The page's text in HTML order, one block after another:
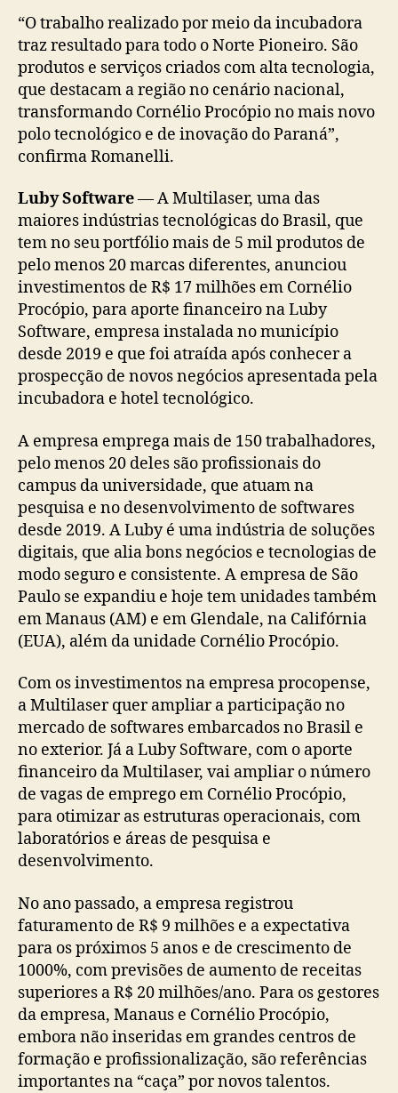
“O trabalho realizado por meio da incubadora
traz resultado para todo o Norte Pioneiro. São
produtos e serviços criados com alta tecnologia,
que destacam a região no cenário nacional,
transformando Cornélio Procópio no mais novo
polo tecnológico e de inovação do Paraná”,
confirma Romanelli.
Luby Software— A Multilaser, uma das
maiores indústrias tecnológicas do Brasil, que
tem no seu portfólio mais de 5 mil produtos de
pelo menos 20 marcas diferentes, anunciou
investimentos de R$ 17 milhões em Cornélio
Procópio, para aporte financeiro na Luby
Software, empresa instalada no município
desde 2019 e que foi atraída após conhecer a
prospecção de novos negócios apresentada pela
incubadora e hotel tecnológico.
A empresa emprega mais de 150 trabalhadores,
pelo menos 20 deles são profissionais do
campus da universidade, que atuam na
pesquisa e no desenvolvimento de softwares
desde 2019. A Luby é uma indústria de soluções
digitais, que alia bons negócios e tecnologias de
modo seguro e consistente. A empresa de São
Paulo se expandiu e hoje tem unidades também
em Manaus (AM) e em Glendale, na Califórnia
(EUA), além da unidade Cornélio Procópio.
Com os investimentos na empresa procopense,
a Multilaser quer ampliar a participação no
mercado de softwares embarcados no Brasil e
no exterior. Já a Luby Software, com o aporte
financeiro da Multilaser, vai ampliar o número
de vagas de emprego em Cornélio Procópio,
para otimizar as estruturas operacionais, com
laboratórios e áreas de pesquisa e
desenvolvimento.
No ano passado, a empresa registrou
faturamento de R$ 9 milhões e a expectativa
para os próximos 5 anos e de crescimento de
1000%, com previsões de aumento de receitas
superiores a R$ 20 milhões/ano. Para os gestores
da empresa, Manaus e Cornélio Procópio,
embora não inseridas em grandes centros de
formação e profissionalização, são referências
importantes na “caça” por novos talentos.